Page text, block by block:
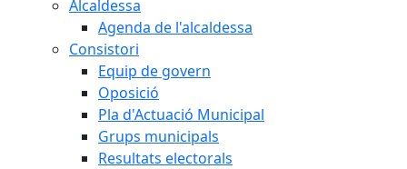
Alcaldessa
Agenda de l'alcaldessa
Consistori
Equip de govern
Oposició
Pla d'Actuació Municipal
Grups municipals
Resultats electorals